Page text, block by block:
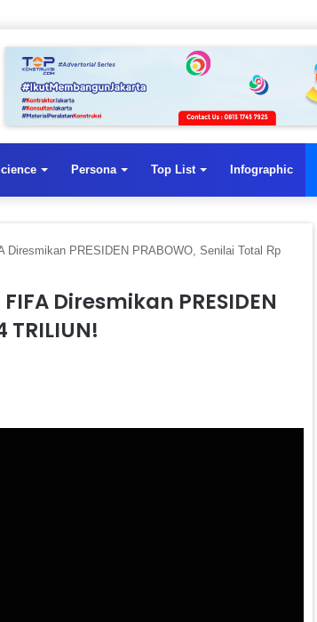
Persona Top List Infographic
Diresmikan PRESIDEN PRABOWO, Senilai Total Rp
Diresmikan PRESIDEN
TRILIUN!